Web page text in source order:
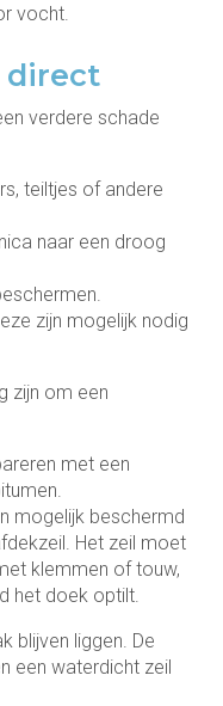
vocht.
direct
verdere schade
teiltjes of andere
naar een droog
zijn mogelijk nodig
zijn om een
met een
mogelijk beschermd
Het zeil moet
klemmen of touw,
het doek optilt.
blijven liggen. De
een waterdicht zeil